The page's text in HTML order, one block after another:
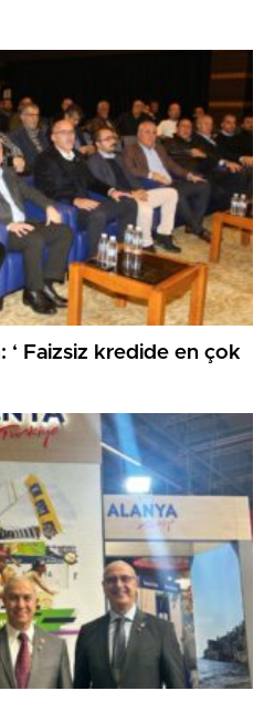
‘ Faizsiz kredide en çok